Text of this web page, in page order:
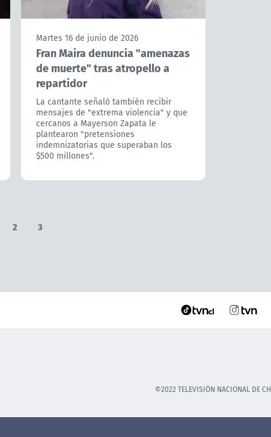
Martes 16 de junio de 2026
Fran Maira denuncia "amenazas
de muerte" tras atropello a
repartidor
La cantante señaló también recibir
mensajes de "extrema violencia" y que
cercanos a Mayerson Zapata le
plantearon "pretensiones
indemnizatorias que superaban los
$500 millones".
2 3
©2022 TELEVISIÓN NACIONAL DE